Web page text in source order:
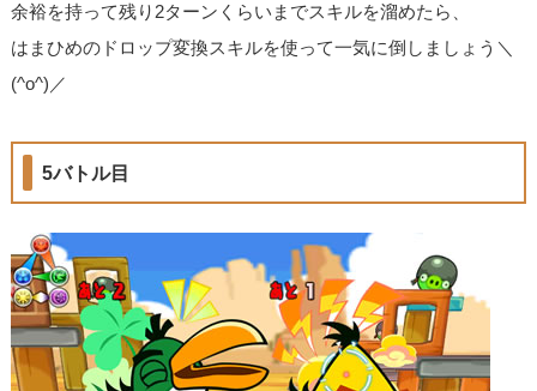
余裕を持って残り2ターンくらいまでスキルを溜めたら、
はまひめのドロップ変換スキルを使って一気に倒しましょう＼
(^o^)／
5バトル目